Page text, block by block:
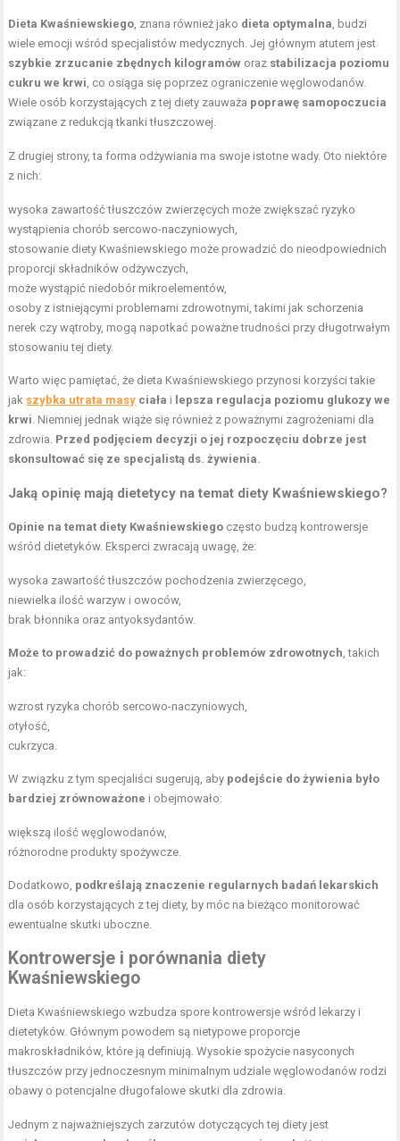
Dieta Kwaśniewskiego, znana również jako dieta optymalna, budzi
wiele emocji wśród specjalistów medycznych. Jej głównym atutem jest
szybkie zrzucanie zbędnych kilogramów oraz stabilizacja poziomu
cukru we krwi, co osiąga się poprzez ograniczenie węglowodanów.
Wiele osób korzystających z tej diety zauważa poprawę samopoczucia
związane z redukcją tkanki tłuszczowej.
Z drugiej strony, ta forma odżywiania ma swoje istotne wady. Oto niektóre
z nich:
wysoka zawartość tłuszczów zwierzęcych może zwiększać ryzyko
wystąpienia chorób sercowo-naczyniowych,
stosowanie diety Kwaśniewskiego może prowadzić do nieodpowiednich
proporcji składników odżywczych,
może wystąpić niedobór mikroelementów,
osoby z istniejącymi problemami zdrowotnymi, takimi jak schorzenia
nerek czy wątroby, mogą napotkać poważne trudności przy długotrwałym
stosowaniu tej diety.
Warto więc pamiętać, że dieta Kwaśniewskiego przynosi korzyści takie
jak szybka utrata masy ciała i lepsza regulacja poziomu glukozy we
krwi. Niemniej jednak wiąże się również z poważnymi zagrożeniami dla
zdrowia. Przed podjęciem decyzji o jej rozpoczęciu dobrze jest
skonsultować się ze specjalistą ds. żywienia.
Jaką opinię mają dietetycy na temat diety Kwaśniewskiego?
Opinie na temat diety Kwaśniewskiego często budzą kontrowersje
wśród dietetyków. Eksperci zwracają uwagę, że:
wysoka zawartość tłuszczów pochodzenia zwierzęcego,
niewielka ilość warzyw i owoców,
brak błonnika oraz antyoksydantów.
Może to prowadzić do poważnych problemów zdrowotnych, takich
jak:
wzrost ryzyka chorób sercowo-naczyniowych,
otyłość,
cukrzyca.
W związku z tym specjaliści sugerują, aby podejście do żywienia było
bardziej zrównoważone i obejmowało:
większą ilość węglowodanów,
różnorodne produkty spożywcze.
Dodatkowo, podkreślają znaczenie regularnych badań lekarskich
dla osób korzystających z tej diety, by móc na bieżąco monitorować
ewentualne skutki uboczne.
Kontrowersje i porównania diety
Kwaśniewskiego
Dieta Kwaśniewskiego wzbudza spore kontrowersje wśród lekarzy i
dietetyków. Głównym powodem są nietypowe proporcje
makroskładników, które ją definiują. Wysokie spożycie nasyconych
tłuszczów przy jednoczesnym minimalnym udziale węglowodanów rodzi
obawy o potencjalne długofalowe skutki dla zdrowia.
Jednym z najważniejszych zarzutów dotyczących tej diety jest